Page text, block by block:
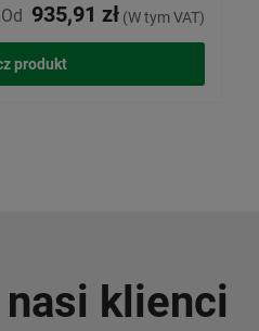
Od 935,91 zł (W tym VAT)
produkt
klienci